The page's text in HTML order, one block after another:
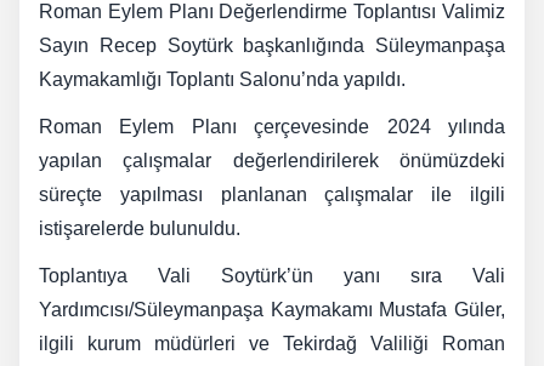
Roman Eylem Planı Değerlendirme Toplantısı Valimiz
Sayın Recep Soytürk başkanlığında Süleymanpaşa
Kaymakamlığı Toplantı Salonu’nda yapıldı.
Roman Eylem Planı çerçevesinde 2024 yılında
yapılan çalışmalar değerlendirilerek önümüzdeki
süreçte yapılması planlanan çalışmalar ile ilgili
istişarelerde bulunuldu.
Toplantıya Vali Soytürk’ün yanı sıra Vali
Yardımcısı/Süleymanpaşa Kaymakamı Mustafa Güler,
ilgili kurum müdürleri ve Tekirdağ Valiliği Roman